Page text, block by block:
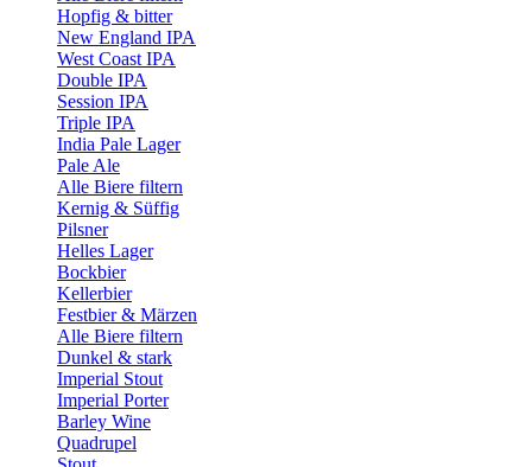
Hopfig & bitter
New England IPA
West Coast IPA
Double IPA
Session IPA
Triple IPA
India Pale Lager
Pale Ale
Alle Biere filtern
Kernig & Süffig
Pilsner
Helles Lager
Bockbier
Kellerbier
Festbier & Märzen
Alle Biere filtern
Dunkel & stark
Imperial Stout
Imperial Porter
Barley Wine
Quadrupel